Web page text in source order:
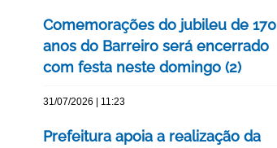
Comemorações do jubileu de 170
anos do Barreiro será encerrado
com festa neste domingo (2)
31/07/2026 | 11:23
Prefeitura apoia a realização da